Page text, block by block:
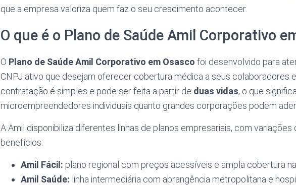
que a empresa valoriza quem faz o seu crescimento acontecer.
O que é o Plano de Saúde Amil Corporativo
O Plano de Saúde Amil Corporativo em Osasco foi desenvolvido para
CNPJ ativo que desejam oferecer cobertura médica a seus colaboradores
contratação é simples e pode ser feita a partir de duas vidas, o que
microempreendedores individuais quanto grandes corporações podem
A Amil disponibiliza diferentes linhas de planos empresariais, com
benefícios:
Amil Fácil: plano regional com preços acessíveis e ampla cobertura na
Amil Saúde: linha intermediária com abrangência metropolitana e